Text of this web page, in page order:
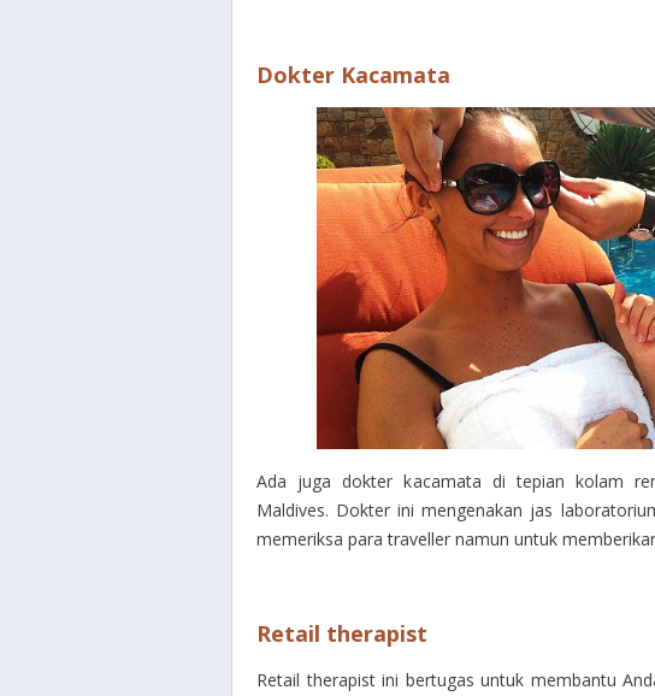
Dokter Kacamata
Ada juga dokter kacamata di tepian kolam
Maldives. Dokter ini mengenakan jas
memeriksa para traveller namun untuk
Retail therapist
Retail therapist ini bertugas untuk membantu